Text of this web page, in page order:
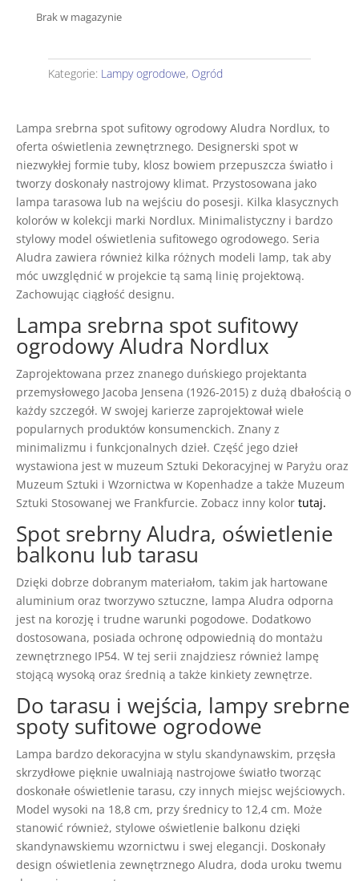
Brak w magazynie
Kategorie: Lampy ogrodowe, Ogród
Lampa srebrna spot sufitowy ogrodowy Aludra Nordlux, to
oferta oświetlenia zewnętrznego. Designerski spot w
niezwykłej formie tuby, klosz bowiem przepuszcza światło i
tworzy doskonały nastrojowy klimat. Przystosowana jako
lampa tarasowa lub na wejściu do posesji. Kilka klasycznych
kolorów w kolekcji marki Nordlux. Minimalistyczny i bardzo
stylowy model oświetlenia sufitowego ogrodowego. Seria
Aludra zawiera również kilka różnych modeli lamp, tak aby
móc uwzględnić w projekcie tą samą linię projektową.
Zachowując ciągłość designu.
Lampa srebrna spot sufitowy
ogrodowy Aludra Nordlux
Zaprojektowana przez znanego duńskiego projektanta
przemysłowego Jacoba Jensena (1926-2015) z dużą dbałością o
każdy szczegół. W swojej karierze zaprojektował wiele
popularnych produktów konsumenckich. Znany z
minimalizmu i funkcjonalnych dzieł. Część jego dzieł
wystawiona jest w muzeum Sztuki Dekoracyjnej w Paryżu oraz
Muzeum Sztuki i Wzornictwa w Kopenhadze a także Muzeum
Sztuki Stosowanej we Frankfurcie. Zobacz inny kolor tutaj.
Spot srebrny Aludra, oświetlenie
balkonu lub tarasu
Dzięki dobrze dobranym materiałom, takim jak hartowane
aluminium oraz tworzywo sztuczne, lampa Aludra odporna
jest na korozję i trudne warunki pogodowe. Dodatkowo
dostosowana, posiada ochronę odpowiednią do montażu
zewnętrznego IP54. W tej serii znajdziesz również lampę
stojącą wysoką oraz średnią a także kinkiety zewnętrze.
Do tarasu i wejścia, lampy srebrne
spoty sufitowe ogrodowe
Lampa bardzo dekoracyjna w stylu skandynawskim, przęsła
skrzydłowe pięknie uwalniają nastrojowe światło tworząc
doskonałe oświetlenie tarasu, czy innych miejsc wejściowych.
Model wysoki na 18,8 cm, przy średnicy to 12,4 cm. Może
stanowić również, stylowe oświetlenie balkonu dzięki
skandynawskiemu wzornictwu i swej elegancji. Doskonały
design oświetlenia zewnętrznego Aludra, doda uroku twemu